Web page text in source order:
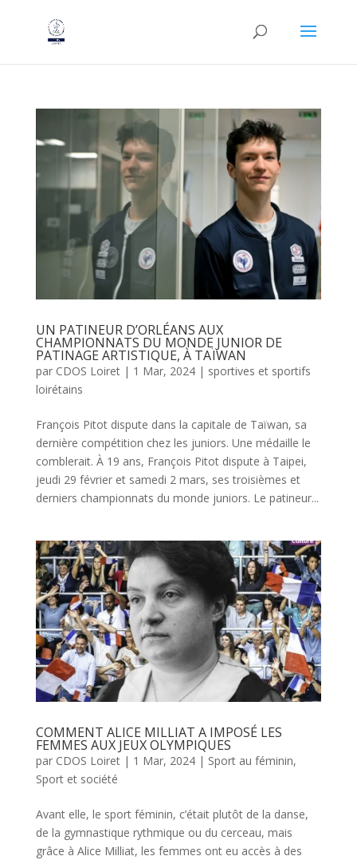
UN PATINEUR D’ORLÉANS AUX
CHAMPIONNATS DU MONDE JUNIOR DE
PATINAGE ARTISTIQUE, À TAÏWAN
par CDOS Loiret| 1 Mar, 2024| sportives et sportifs
loirétains
François Pitot dispute dans la capitale de Taïwan, sa
dernière compétition chez les juniors. Une médaille le
comblerait. À 19 ans, François Pitot dispute à Taipei,
jeudi 29 février et samedi 2 mars, ses troisièmes et
derniers championnats du monde juniors. Le patineur...
COMMENT ALICE MILLIAT A IMPOSÉ LES
FEMMES AUX JEUX OLYMPIQUES
par CDOS Loiret| 1 Mar, 2024| Sport au féminin,
Sport et société
Avant elle, le sport féminin, c’était plutôt de la danse,
de la gymnastique rythmique ou du cerceau, mais
grâce à Alice Milliat, les femmes ont eu accès à des